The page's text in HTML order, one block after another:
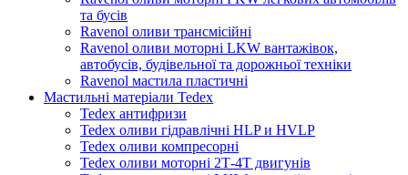
та бусів
Ravenol оливи трансмісійні
Ravenol оливи моторні LKW вантажівок,
автобусів, будівельної та дорожньої техніки
Ravenol мастила пластичні
Мастильні матеріали Tedex
Tedex антифризи
Tedex оливи гідравлічні HLP и HVLP
Tedex оливи компресорні
Tedex оливи моторні 2Т-4Т двигунів